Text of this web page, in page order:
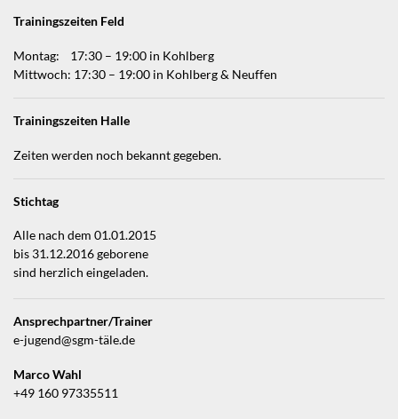
Trainingszeiten Feld
Montag: 17:30 – 19:00 in Kohlberg
Mittwoch: 17:30 – 19:00 in Kohlberg & Neuffen
Trainingszeiten Halle
Zeiten werden noch bekannt gegeben.
Stichtag
Alle nach dem 01.01.2015
bis 31.12.2016 geborene
sind herzlich eingeladen.
Ansprechpartner/Trainer
e-jugend@sgm-täle.de
Marco Wahl
+49 160 97335511